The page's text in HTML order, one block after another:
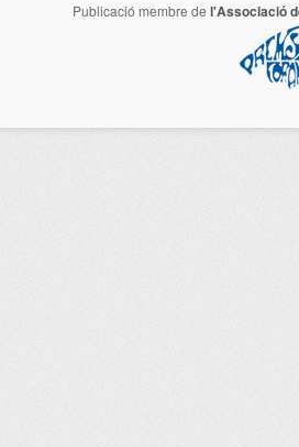
Publicació membre de l'Associació